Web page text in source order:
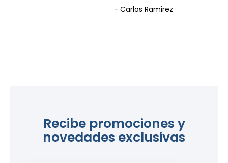
- Carlos Ramirez
Recibe promociones y
novedades exclusivas